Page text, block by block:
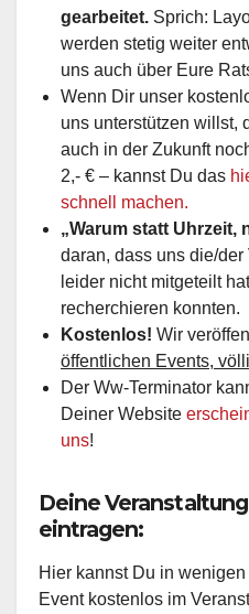
gearbeitet. Sprich:
werden stetig weiter
uns auch über Eure
Wenn Dir unser
uns unterstützen willst,
auch in der Zukunft
2,- € – kannst Du das
schnell machen.
„Warum statt Uhrzeit,
daran, dass uns die/
leider nicht mitgeteilt
recherchieren konnten.
Kostenlos! Wir
öffentlichen Events,
Der Ww-Terminator
Deiner Website
uns!
Deine
eintragen:
Hier kannst Du in
Event kostenlos im